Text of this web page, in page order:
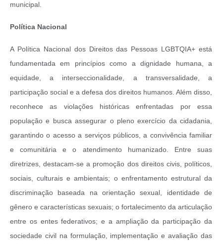
municipal.
Política Nacional
A Política Nacional dos Direitos das Pessoas LGBTQIA+ está
fundamentada em princípios como a dignidade humana, a
equidade, a interseccionalidade, a transversalidade, a
participação social e a defesa dos direitos humanos. Além disso,
reconhece as violações históricas enfrentadas por essa
população e busca assegurar o pleno exercício da cidadania,
garantindo o acesso a serviços públicos, a convivência familiar
e comunitária e o atendimento humanizado. Entre suas
diretrizes, destacam-se a promoção dos direitos civis, políticos,
sociais, culturais e ambientais; o enfrentamento estrutural da
discriminação baseada na orientação sexual, identidade de
gênero e características sexuais; o fortalecimento da articulação
entre os entes federativos; e a ampliação da participação da
sociedade civil na formulação, implementação e avaliação das